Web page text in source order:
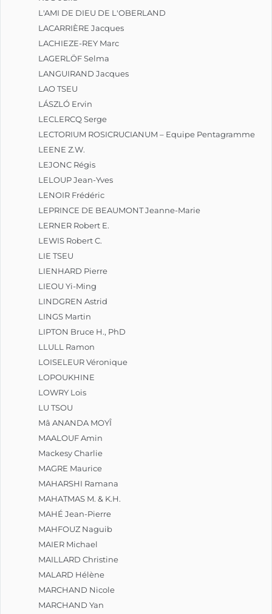
L'AMI DE DIEU DE L'OBERLAND
LACARRIÈRE Jacques
LACHIEZE-REY Marc
LAGERLÖF Selma
LANGUIRAND Jacques
LAO TSEU
LÁSZLÓ Ervin
LECLERCQ Serge
LECTORIUM ROSICRUCIANUM – Equipe Pentagramme
LEENE Z.W.
LEJONC Régis
LELOUP Jean-Yves
LENOIR Frédéric
LEPRINCE DE BEAUMONT Jeanne-Marie
LERNER Robert E.
LEWIS Robert C.
LIE TSEU
LIENHARD Pierre
LIEOU Yi-Ming
LINDGREN Astrid
LINGS Martin
LIPTON Bruce H., PhD
LLULL Ramon
LOISELEUR Véronique
LOPOUKHINE
LOWRY Lois
LU TSOU
Mâ ANANDA MOYÎ
MAALOUF Amin
Mackesy Charlie
MAGRE Maurice
MAHARSHI Ramana
MAHATMAS M. & K.H.
MAHÉ Jean-Pierre
MAHFOUZ Naguib
MAIER Michael
MAILLARD Christine
MALARD Hélène
MARCHAND Nicole
MARCHAND Yan